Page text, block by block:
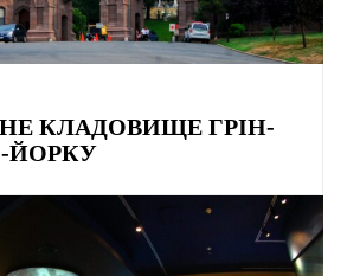
КЛАДОВИЩЕ ГРІН-
ЙОРКУ